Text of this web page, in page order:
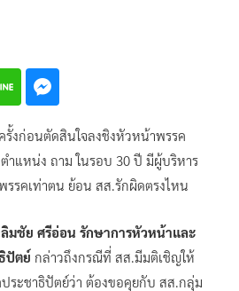
รั้ง​ก่อนตัดสินใจลงชิงหัวหน้าพรรค
ำแหน่ง ถาม ในรอบ​ 30 ปี​ มีผู้บริหาร
รรค​เท่าตน​ ย้อน​ สส.รักผิดตรงไหน​
มชัย​ ศรี​อ่อน​ รักษาการหัวหน้าและ
ปัตย์ กล่าวถึงกรณีที่ สส.มีมติเชิญให้
ระชาธิปัตย์ว่า ต้องขอคุยกับ สส.กลุ่ม